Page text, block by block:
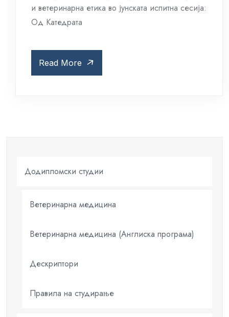
и ветеринарна етика во јунската испитна сесија:
Од Катедрата
Read More
Додипломски студии
Ветеринарна медицина
Ветеринарна медицина (Англиска програма)
Дескриптори
Правилa на студирање